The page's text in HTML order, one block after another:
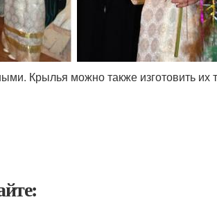
Крылья можно также изготовить их